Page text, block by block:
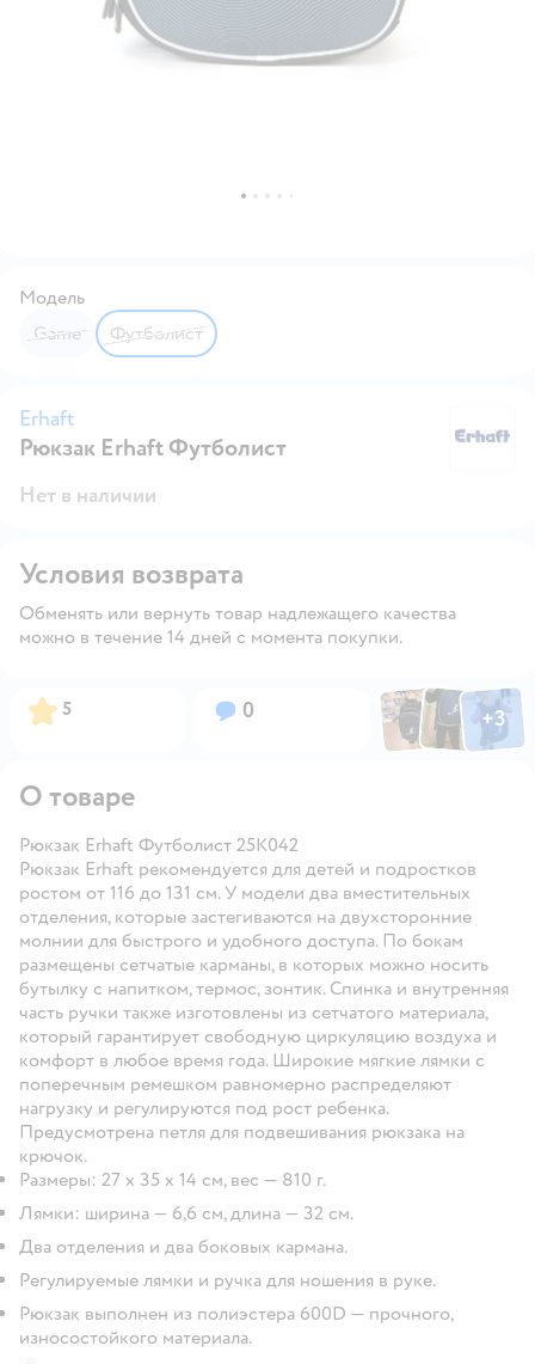
Модель
Game
Футболист
Erhaft
Рюкзак Erhaft Футболист
Нет в наличии
Условия возврата
Обменять или вернуть товар надлежащего качества
можно в течение 14 дней с момента покупки.
Рейтинг:
5 Вопросов:
0 ФотоФотоФото
+3
Открыть
О товаре
Рюкзак Erhaft Футболист 25K042
Рюкзак Erhaft рекомендуется для детей и подростков
ростом от 116 до 131 см. У модели два вместительных
отделения, которые застегиваются на двухсторонние
молнии для быстрого и удобного доступа. По бокам
размещены сетчатые карманы, в которых можно носить
бутылку с напитком, термос, зонтик. Спинка и внутренняя
часть ручки также изготовлены из сетчатого материала,
который гарантирует свободную циркуляцию воздуха и
комфорт в любое время года. Широкие мягкие лямки с
поперечным ремешком равномерно распределяют
нагрузку и регулируются под рост ребенка.
Предусмотрена петля для подвешивания рюкзака на
крючок.
Размеры: 27 х 35 х 14 см, вес — 810 г.
Лямки: ширина — 6,6 см, длина — 32 см.
Два отделения и два боковых кармана.
Регулируемые лямки и ручка для ношения в руке.
Рюкзак выполнен из полиэстера 600D — прочного,
износостойкого материала.